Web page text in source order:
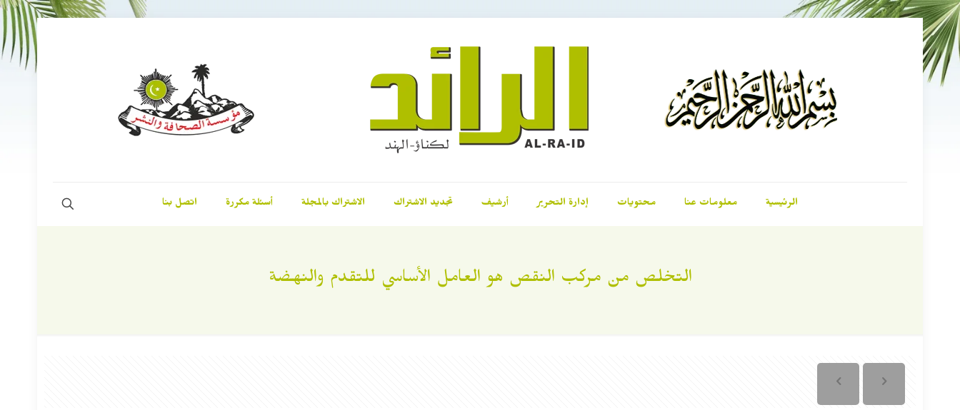
الرئيسية معلومات عنا محتويات إدارة التحرير أرشيف تجديد الاشتراك الاشتراك بالمجلة أسئلة مكررة اتصل بنا
التخلص من مركب النقص هو العامل الأساسي للتقدم والنهضة